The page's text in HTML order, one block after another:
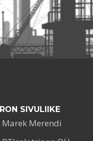
SIVULIIKE
Marek Merendi